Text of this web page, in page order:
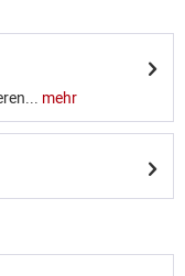
mehr